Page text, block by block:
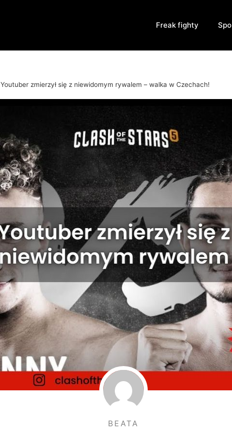
Freak fighty
Youtuber zmierzył się z niewidomym rywalem – walka w Czechach!
BEATA